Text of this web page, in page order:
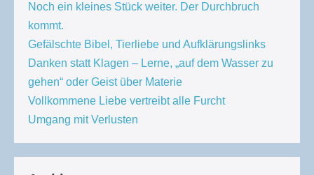
Noch ein kleines Stück weiter. Der Durchbruch
kommt.
Gefälschte Bibel, Tierliebe und Aufklärungslinks
Danken statt Klagen – Lerne, „auf dem Wasser zu
gehen“ oder Geist über Materie
Vollkommene Liebe vertreibt alle Furcht
Umgang mit Verlusten